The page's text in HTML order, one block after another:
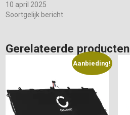
10 april 2025
Soortgelijk bericht
Gerelateerde producten
Aanbieding!